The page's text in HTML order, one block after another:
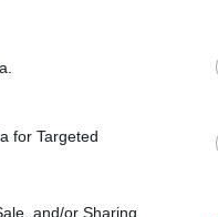
for Targeted
and/or Sharing